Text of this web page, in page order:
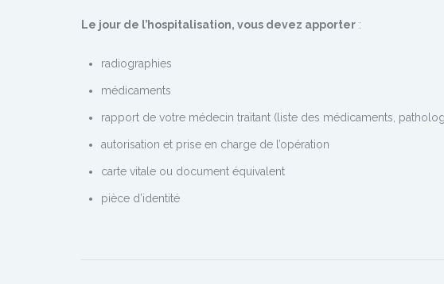
Le jour de l’hospitalisation, vous devez apporter :
radiographies
médicaments
rapport de votre médecin traitant (liste des médicaments,
autorisation et prise en charge de l’opération
carte vitale ou document équivalent
pièce d’identité